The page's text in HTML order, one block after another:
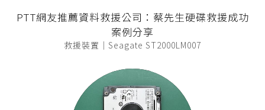
PTT網友推薦資料救援公司：蔡先生硬碟救援成功
案例分享
救援裝置｜Seagate ST2000LM007